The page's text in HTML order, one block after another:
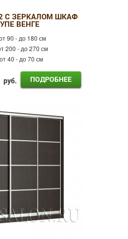
С ЗЕРКАЛОМ ШКАФ
ВЕНГЕ
90 - до 180 см
200 - до 270 см
от 40 - до 70 см
руб. ПОДРОБНЕЕ